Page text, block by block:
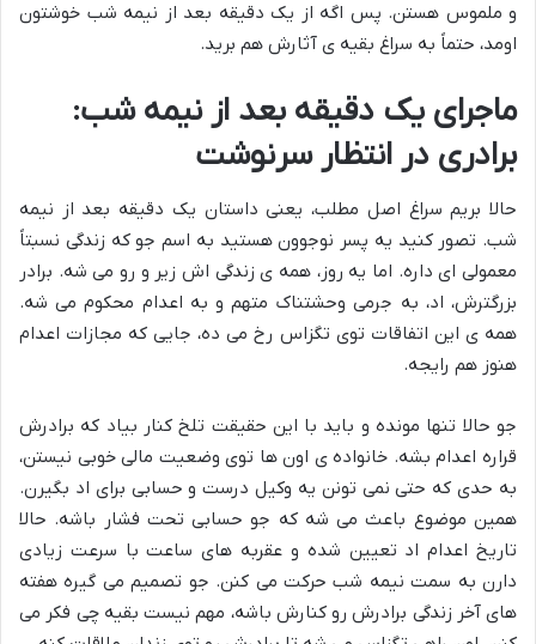
و ملموس هستن. پس اگه از یک دقیقه بعد از نیمه شب خوشتون
اومد، حتماً به سراغ بقیه ی آثارش هم برید.
ماجرای یک دقیقه بعد از نیمه شب:
برادری در انتظار سرنوشت
حالا بریم سراغ اصل مطلب، یعنی داستان یک دقیقه بعد از نیمه
شب. تصور کنید یه پسر نوجوون هستید به اسم جو که زندگی نسبتاً
معمولی ای داره. اما یه روز، همه ی زندگی اش زیر و رو می شه. برادر
بزرگترش، اد، به جرمی وحشتناک متهم و به اعدام محکوم می شه.
همه ی این اتفاقات توی تگزاس رخ می ده، جایی که مجازات اعدام
هنوز هم رایجه.
جو حالا تنها مونده و باید با این حقیقت تلخ کنار بیاد که برادرش
قراره اعدام بشه. خانواده ی اون ها توی وضعیت مالی خوبی نیستن،
به حدی که حتی نمی تونن یه وکیل درست و حسابی برای اد بگیرن.
همین موضوع باعث می شه که جو حسابی تحت فشار باشه. حالا
تاریخ اعدام اد تعیین شده و عقربه های ساعت با سرعت زیادی
دارن به سمت نیمه شب حرکت می کنن. جو تصمیم می گیره هفته
های آخر زندگی برادرش رو کنارش باشه، مهم نیست بقیه چی فکر می